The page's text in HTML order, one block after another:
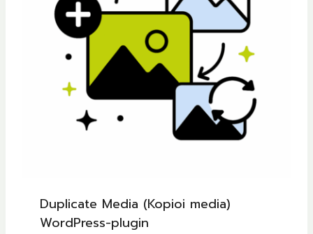
Duplicate Media (Kopioi media)
WordPress-plugin